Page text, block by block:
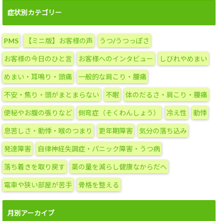
カ
テ
ゴ
リ
ー
症状別カテゴリー
PMS 【ミニ版】お客様の声 うつ/うつっぽさ
お客様の今日のひと言 お客様へのインタビュー しびれやめまい
めまい・耳鳴り・頭痛 一般的な肩こり・腰痛
不安・焦り・頭がまとまらない 不眠 体のだるさ・肩こり・腰痛
便秘やお腹の張りなど 側弯症（そくわんしょう） 冷え性 動悸
息苦しさ・動悸・喉のつまり 更年期障害 気分の落ち込み
発達障害 自律神経失調症・パニック障害・うつ病
落ち着きを取り戻す 薬の量を減らし健康なからだへ
電車や狭い部屋が苦手 骨格を整える
月別アーカイブ